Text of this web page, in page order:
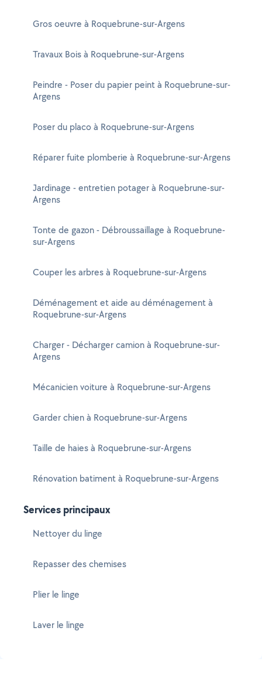
Gros oeuvre à Roquebrune-sur-Argens
Travaux Bois à Roquebrune-sur-Argens
Peindre - Poser du papier peint à Roquebrune-sur-
Argens
Poser du placo à Roquebrune-sur-Argens
Réparer fuite plomberie à Roquebrune-sur-Argens
Jardinage - entretien potager à Roquebrune-sur-
Argens
Tonte de gazon - Débroussaillage à Roquebrune-
sur-Argens
Couper les arbres à Roquebrune-sur-Argens
Déménagement et aide au déménagement à
Roquebrune-sur-Argens
Charger - Décharger camion à Roquebrune-sur-
Argens
Mécanicien voiture à Roquebrune-sur-Argens
Garder chien à Roquebrune-sur-Argens
Taille de haies à Roquebrune-sur-Argens
Rénovation batiment à Roquebrune-sur-Argens
Services principaux
Nettoyer du linge
Repasser des chemises
Plier le linge
Laver le linge